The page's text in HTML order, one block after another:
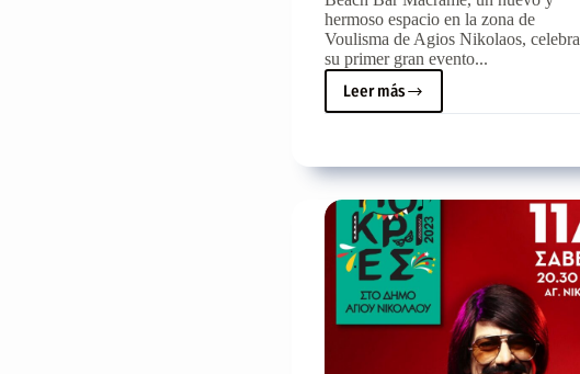
hermoso espacio en la zona de
Voulisma de Agios Nikolaos, celebra
su primer gran evento...
Leer más
Stelios
Rokkos
Macrame
en
Agios
Nikolaos,
el
viernes
04/08